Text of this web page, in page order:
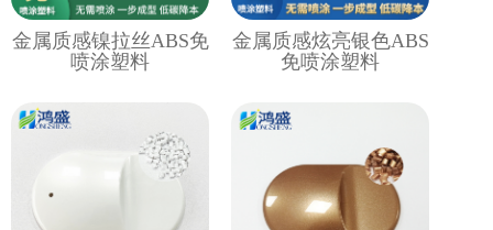
金属质感镍拉丝ABS免
喷涂塑料
金属质感炫亮银色ABS
免喷涂塑料